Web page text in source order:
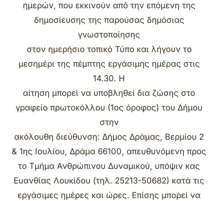
ημερών, που εκκινούν από την επόμενη της
δημοσίευσης της παρούσας δημόσιας
γνωστοποίησης
στον ημερήσιο τοπικό Τύπο και λήγουν το
μεσημέρι της πέμπτης εργάσιμης ημέρας στις
14.30. Η
αίτηση μπορεί να υποβληθεί δια ζώσης στο
γραφείο πρωτοκόλλου (1ος όροφος) του Δήμου
στην
ακόλουθη διεύθυνση: Δήμος Δράμας, Βερμίου 2
& 1ης Ιουλίου, Δράμα 66100, απευθυνόμενη προς
το Τμήμα Ανθρώπινου Δυναμικού, υπόψιν κας
Ευανθίας Λουκίδου (τηλ. 25213-50682) κατά τις
εργάσιμες ημέρες και ώρες. Επίσης μπορεί να